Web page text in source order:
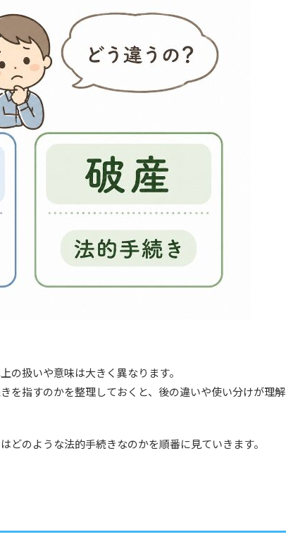
の扱いや意味は大きく異なります。
を指すのかを整理しておくと、後の違いや使い分けが理解
どのような法的手続きなのかを順番に見ていきます。